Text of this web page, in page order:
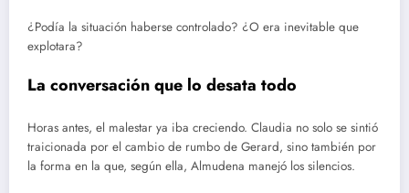
¿Podía la situación haberse controlado? ¿O era inevitable que
explotara?
La conversación que lo desata todo
Horas antes, el malestar ya iba creciendo. Claudia no solo se sintió
traicionada por el cambio de rumbo de Gerard, sino también por
la forma en la que, según ella, Almudena manejó los silencios.